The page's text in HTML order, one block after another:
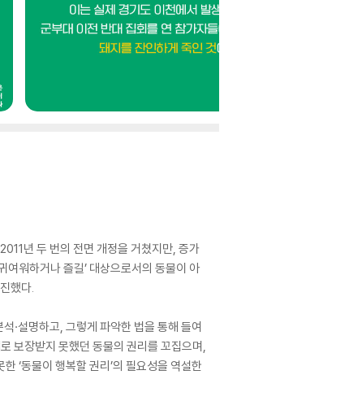
년 두 번의 전면 개정을 거쳤지만, 증가
여워하거나 즐길’ 대상으로서의 동물이 아
했다.
·설명하고, 그렇게 파악한 법을 통해 들여
보장받지 못했던 동물의 권리를 꼬집으며,
‘동물이 행복할 권리’의 필요성을 역설한